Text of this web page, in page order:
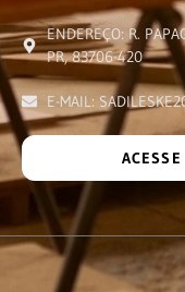
ENDEREÇO: R.
PR, 83706-420
E-MAIL: